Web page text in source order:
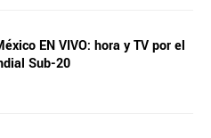
EN VIVO: hora y TV por el
Sub-20